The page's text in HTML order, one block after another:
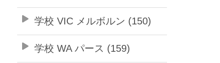
学校 VIC メルボルン (150)
学校 WA パース (159)